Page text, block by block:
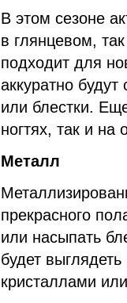
В этом сезоне
в глянцевом,
подходит для
аккуратно
или блестки.
ногтях, так и на
Металл
прекрасного
или насыпать
будет
кристаллами